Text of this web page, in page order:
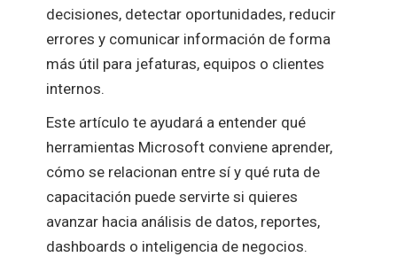
decisiones, detectar oportunidades, reducir
errores y comunicar información de forma
más útil para jefaturas, equipos o clientes
internos.
Este artículo te ayudará a entender qué
herramientas Microsoft conviene aprender,
cómo se relacionan entre sí y qué ruta de
capacitación puede servirte si quieres
avanzar hacia análisis de datos, reportes,
dashboards o inteligencia de negocios.